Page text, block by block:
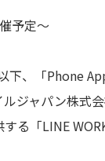
予定～
、「Phone
ジャパン株式
る「LINE